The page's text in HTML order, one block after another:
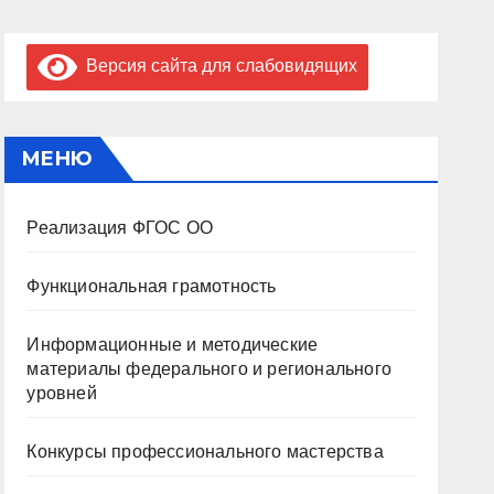
Версия сайта для слабовидящих
МЕНЮ
Реализация ФГОС ОО
Функциональная грамотность
Информационные и методические
материалы федерального и регионального
уровней
Конкурсы профессионального мастерства